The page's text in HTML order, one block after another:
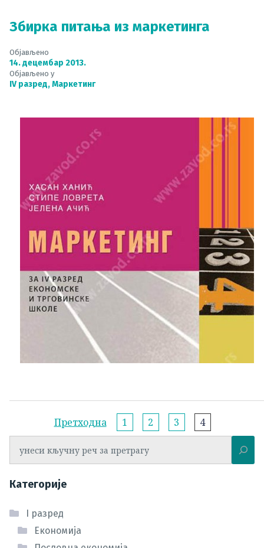
Збирка питања из маркетинга
Објављено
14. децембар 2013.
Објављено у
IV разред,Маркетинг
Навигација
по
страници
Претходна 1 2 3 4
Категорије
I разред
Економија